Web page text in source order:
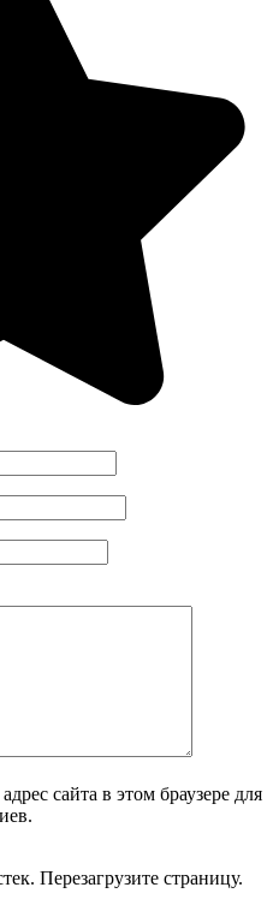
сайта в этом браузере для
Перезагрузите страницу.